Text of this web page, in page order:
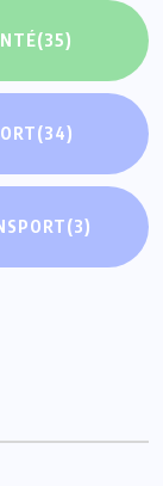
(35)
(34)
(3)